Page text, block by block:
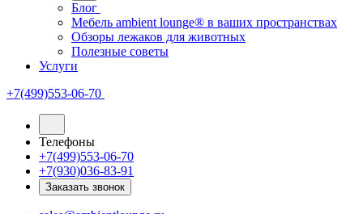
Блог
Мебель ambient lounge® в ваших пространствах
Обзоры лежаков для животных
Полезные советы
Услуги
+7(499)553-06-70
Телефоны
+7(499)553-06-70
+7(930)036-83-91
Заказать звонок